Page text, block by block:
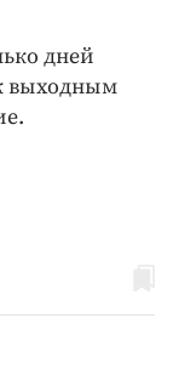
дней
выходным